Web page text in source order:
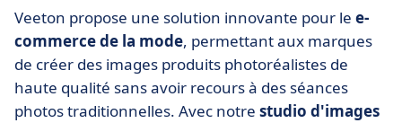
Veeton propose une solution innovante pour le e-
commerce de la mode, permettant aux marques
de créer des images produits photoréalistes de
haute qualité sans avoir recours à des séances
photos traditionnelles. Avec notre studio d'images